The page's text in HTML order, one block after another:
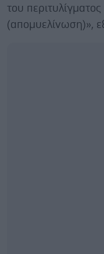
του
(απομυελίνωση)»,